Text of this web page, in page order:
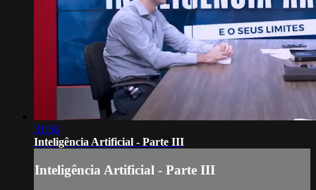
31:58
Inteligência Artificial - Parte III
Inteligência Artificial - Parte III